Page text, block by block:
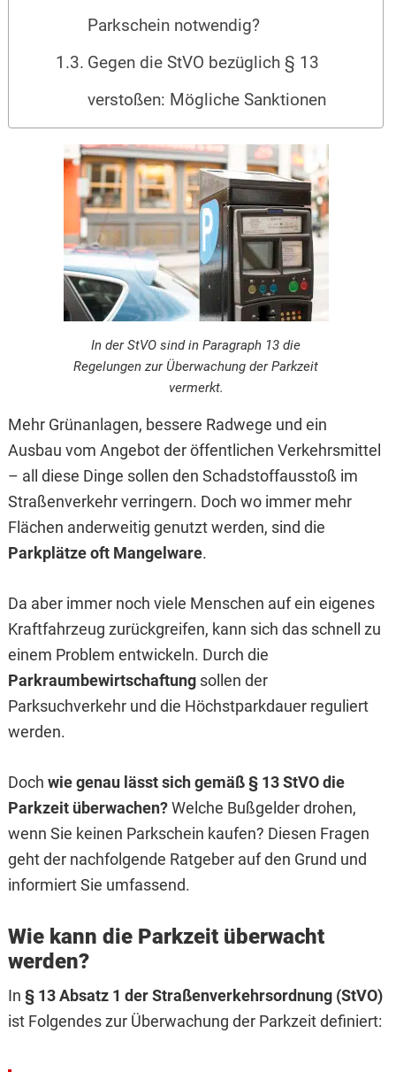
Parkschein notwendig?
Gegen die StVO bezüglich § 13
verstoßen: Mögliche Sanktionen
In der StVO sind in Paragraph 13 die
Regelungen zur Überwachung der Parkzeit
vermerkt.
Mehr Grünanlagen, bessere Radwege und ein
Ausbau vom Angebot der öffentlichen Verkehrsmittel
– all diese Dinge sollen den Schadstoffausstoß im
Straßenverkehr verringern. Doch wo immer mehr
Flächen anderweitig genutzt werden, sind die
Parkplätze oft Mangelware.
Da aber immer noch viele Menschen auf ein eigenes
Kraftfahrzeug zurückgreifen, kann sich das schnell zu
einem Problem entwickeln. Durch die
Parkraumbewirtschaftungsollen der
Parksuchverkehr und die Höchstparkdauer reguliert
werden.
Doch wie genau lässt sich gemäß § 13 StVO die
Parkzeit überwachen?Welche Bußgelder drohen,
wenn Sie keinen Parkschein kaufen? Diesen Fragen
geht der nachfolgende Ratgeber auf den Grund und
informiert Sie umfassend.
Wie kann die Parkzeit überwacht
werden?
In § 13 Absatz 1 der Straßenverkehrsordnung (StVO)
ist Folgendes zur Überwachung der Parkzeit definiert: